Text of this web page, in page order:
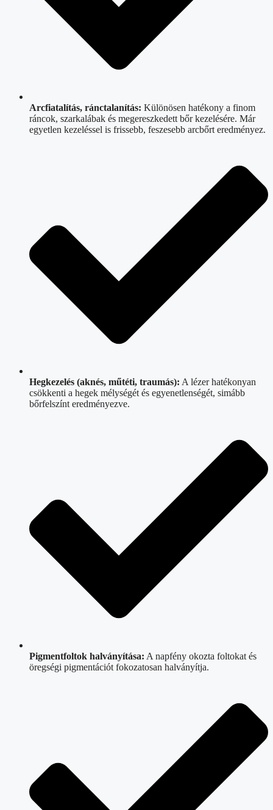
Arcfiatalítás, ránctalanítás: Különösen hatékony a finom
ráncok, szarkalábak és megereszkedett bőr kezelésére. Már
egyetlen kezeléssel is frissebb, feszesebb arcbőrt eredményez.
Hegkezelés (aknés, műtéti, traumás): A lézer hatékonyan
csökkenti a hegek mélységét és egyenetlenségét, simább
bőrfelszínt eredményezve.
Pigmentfoltok halványítása: A napfény okozta foltokat és
öregségi pigmentációt fokozatosan halványítja.